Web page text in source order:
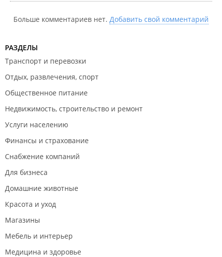
Больше комментариев нет. Добавить свой комментарий
РАЗДЕЛЫ
Транспорт и перевозки
Отдых, развлечения, спорт
Общественное питание
Недвижимость, строительство и ремонт
Услуги населению
Финансы и страхование
Снабжение компаний
Для бизнеса
Домашние животные
Красота и уход
Магазины
Мебель и интерьер
Медицина и здоровье